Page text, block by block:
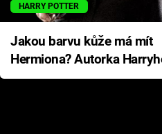
HARRY POTTER
Jakou barvu kůže má mít
Hermiona? Autorka
Pottera přišla s ráznou